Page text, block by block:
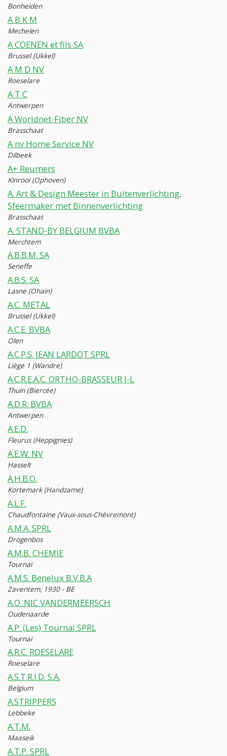
Bonheiden
A B K M
Mechelen
A COENEN et fils SA
Brussel (Ukkel)
A M D NV
Roeselare
A T C
Antwerpen
A Worldnet-Fiber NV
Brasschaat
A nv Home Service NV
Dilbeek
A+ Reumers
Kinrooi (Ophoven)
A. Art & Design Meester in Buitenverlichting,
Sfeermaker met Binnenverlichting
Brasschaat
A. STAND-BY BELGIUM BVBA
Merchtem
A.B.B.M. SA
Seneffe
A.B.S. SA
Lasne (Ohain)
A.C. METAL
Brussel (Ukkel)
A.C.E. BVBA
Olen
A.C.P.S. JEAN LARDOT SPRL
Liège 1 (Wandre)
A.C.R.E.A.C. ORTHO-BRASSEUR J-L
Thuin (Biercée)
A.D.R. BVBA
Antwerpen
A.E.D.
Fleurus (Heppignies)
A.E.W. NV
Hasselt
A.H.B.O.
Kortemark (Handzame)
A.L.F.
Chaudfontaine (Vaux-sous-Chèvremont)
A.M.A. SPRL
Drogenbos
A.M.B. CHEMIE
Tournai
A.M.S. Benelux B.V.B.A
Zaventem, 1930 - BE
A.O. NIC VANDERMEERSCH
Oudenaarde
A.P. (Les) Tournai SPRL
Tournai
A.R.C. ROESELARE
Roeselare
A.S.T.R.I.D. S.A.
Belgium
A.STRIPPERS
Lebbeke
A.T.M.
Maaseik
A.T.P. SPRL